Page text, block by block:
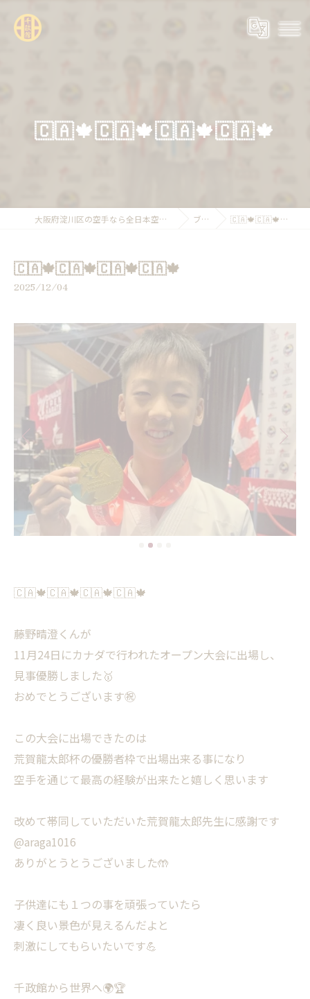
🇨🇦🍁🇨🇦🍁🇨🇦🍁🇨🇦🍁
大阪府淀川区の空手なら全日本空手道連盟糸東会 千政館 ブログ 🇨🇦🍁🇨🇦🍁🇨🇦🍁🇨🇦🍁
🇨🇦🍁🇨🇦🍁🇨🇦🍁🇨🇦🍁
2025/12/04
🇨🇦🍁🇨🇦🍁🇨🇦🍁🇨🇦🍁
藤野晴澄くんが
11月24日にカナダで行われたオープン大会に出場し、
見事優勝しました🥇
おめでとうございます㊗️
この大会に出場できたのは
荒賀龍太郎杯の優勝者枠で出場出来る事になり
空手を通じて最高の経験が出来たと嬉しく思います
改めて帯同していただいた荒賀龍太郎先生に感謝です
@araga1016
ありがとうとうございました🤲
子供達にも１つの事を頑張っていたら
凄く良い景色が見えるんだよと
刺激にしてもらいたいです💪
千政館から世界へ🌍🏆